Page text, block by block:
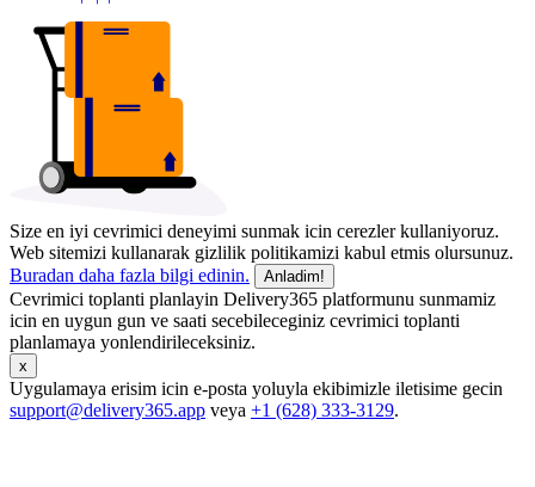
Size en iyi cevrimici deneyimi sunmak icin cerezler kullaniyoruz.
Web sitemizi kullanarak gizlilik politikamizi kabul etmis olursunuz.
Buradan daha fazla bilgi edinin.
Anladim!
Cevrimici toplanti planlayin Delivery365 platformunu sunmamiz
icin en uygun gun ve saati secebileceginiz cevrimici toplanti
planlamaya yonlendirileceksiniz.
x
Uygulamaya erisim icin e-posta yoluyla ekibimizle iletisime gecin
support@delivery365.app veya +1 (628) 333-3129.